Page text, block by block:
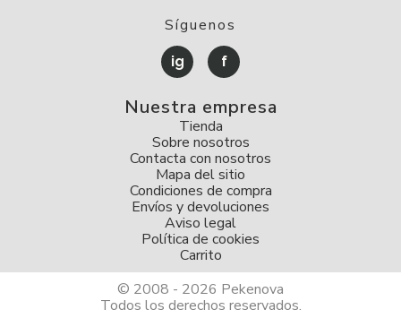
Síguenos
ig f
Nuestra empresa
Tienda
Sobre nosotros
Contacta con nosotros
Mapa del sitio
Condiciones de compra
Envíos y devoluciones
Aviso legal
Política de cookies
Carrito
© 2008 - 2026 Pekenova
Todos los derechos reservados.